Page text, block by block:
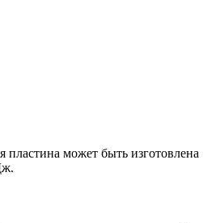
может быть изготовлена